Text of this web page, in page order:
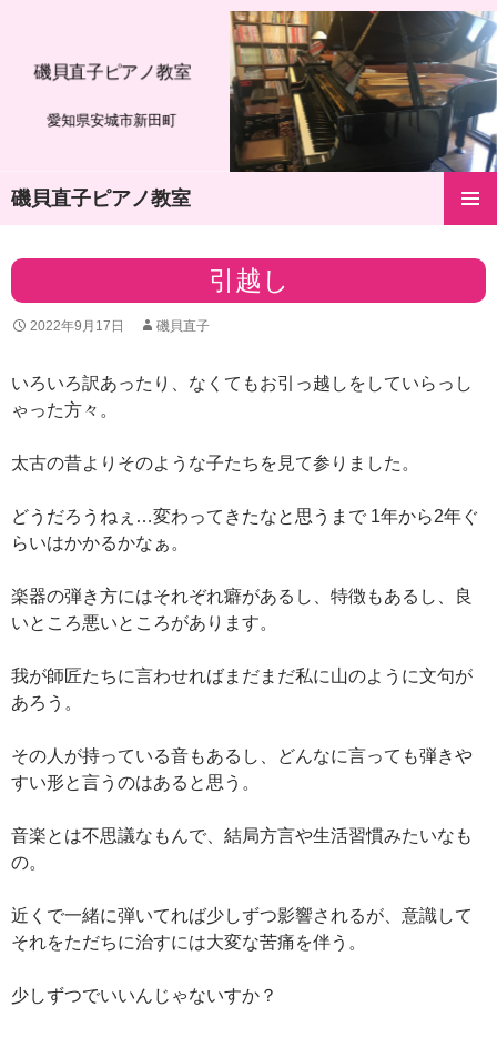
愛知県安城市新田町
磯貝直子ピアノ教室
磯貝直子ピアノ教室
テ
へ
キ
ッ
引越し
2022年9月17日 磯貝直子
いろいろ訳あったり、なくてもお引っ越しをしていらっし
ゃった方々。
太古の昔よりそのような子たちを見て参りました。
どうだろうねぇ…変わってきたなと思うまで 1年から2年ぐ
らいはかかるかなぁ。
楽器の弾き方にはそれぞれ癖があるし、特徴もあるし、良
いところ悪いところがあります。
我が師匠たちに言わせればまだまだ私に山のように文句が
あろう。
その人が持っている音もあるし、どんなに言っても弾きや
すい形と言うのはあると思う。
音楽とは不思議なもんで、結局方言や生活習慣みたいなも
の。
近くで一緒に弾いてれば少しずつ影響されるが、意識して
それをただちに治すには大変な苦痛を伴う。
少しずつでいいんじゃないすか？